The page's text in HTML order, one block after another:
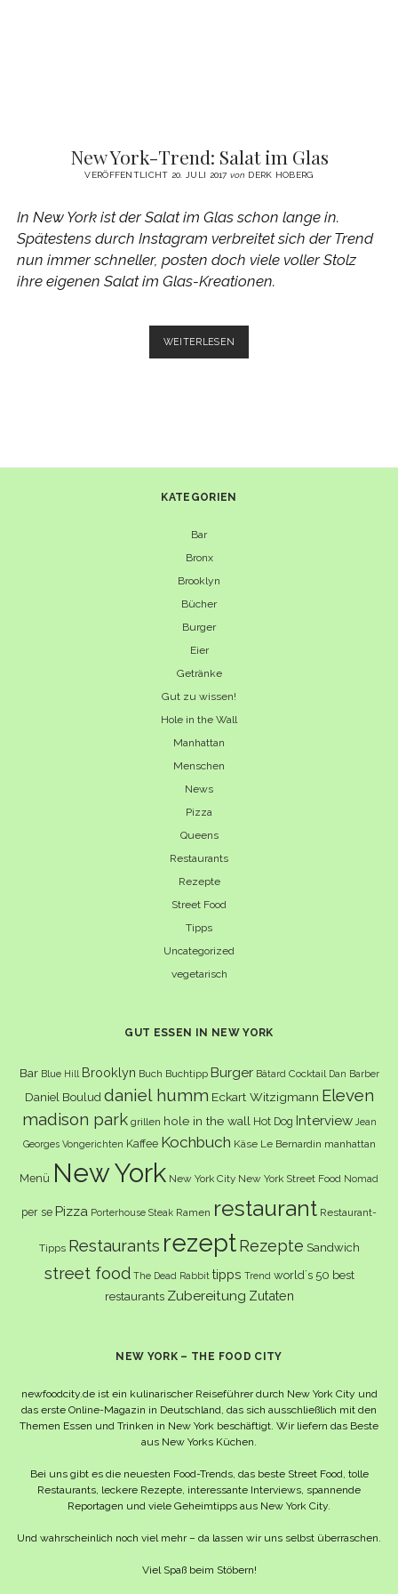
New York-Trend: Salat im Glas
VERÖFFENTLICHT 20. JULI 2017von DERK HOBERG
In New York ist der Salat im Glas schon lange in.
Spätestens durch Instagram verbreitet sich der Trend
nun immer schneller, posten doch viele voller Stolz
ihre eigenen Salat im Glas-Kreationen.
WEITERLESEN
YORK-
KATEGORIEN
Bar
Bronx
Brooklyn
Bücher
Burger
Eier
Getränke
Gut zu wissen!
Hole in the Wall
Manhattan
Menschen
News
Pizza
Queens
Restaurants
Rezepte
Street Food
Tipps
Uncategorized
vegetarisch
GUT ESSEN IN NEW YORK
Bar Blue Hill Brooklyn Buch Buchtipp Burger Bâtard Cocktail Dan Barber
Daniel Boulud daniel humm Eckart Witzigmann Eleven
madison park grillen hole in the wall Hot Dog Interview Jean
Georges Vongerichten Kaffee Kochbuch Käse Le Bernardin manhattan
Menü New York New York City New York Street Food Nomad
per se Pizza Porterhouse Steak Ramen restaurant Restaurant-
Tipps Restaurants rezept Rezepte Sandwich
street food The Dead Rabbit tipps Trend world´s 50 best
restaurants Zubereitung Zutaten
NEW YORK – THE FOOD CITY
newfoodcity.de ist ein kulinarischer Reiseführer durch New York City und
das erste Online-Magazin in Deutschland, das sich ausschließlich mit den
Themen Essen und Trinken in New York beschäftigt. Wir liefern das Beste
aus New Yorks Küchen.
Bei uns gibt es die neuesten Food-Trends, das beste Street Food, tolle
Restaurants, leckere Rezepte, interessante Interviews, spannende
Reportagen und viele Geheimtipps aus New York City.
Und wahrscheinlich noch viel mehr – da lassen wir uns selbst überraschen.
Viel Spaß beim Stöbern!